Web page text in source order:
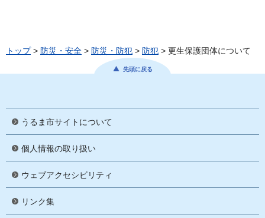
トップ> 防災・安全 > 防災・防犯 > 防犯 > 更生保護団体について
先頭に戻る
うるま市サイトについて
個人情報の取り扱い
ウェブアクセシビリティ
リンク集